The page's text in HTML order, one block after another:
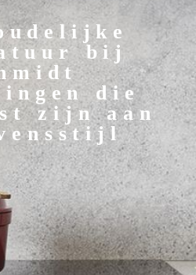
bij
die
zijn aan